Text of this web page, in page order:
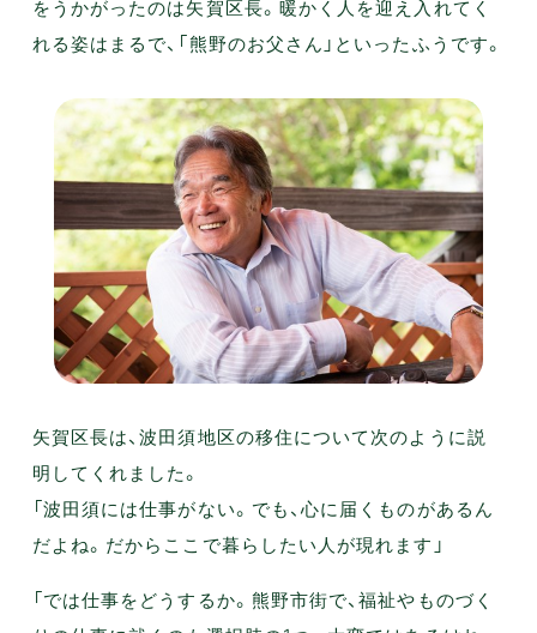
をうかがったのは矢賀区長。暖かく人を迎え入れてく
れる姿はまるで、「熊野のお父さん」といったふうです。
矢賀区長は、波田須地区の移住について次のように説
明してくれました。
「波田須には仕事がない。でも、心に届くものがあるん
だよね。だからここで暮らしたい人が現れます」
「では仕事をどうするか。熊野市街で、福祉やものづく